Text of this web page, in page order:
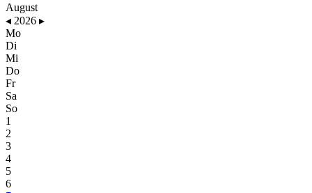
August
◂ 2026 ▸
Mo
Di
Mi
Do
Fr
Sa
So
1
2
3
4
5
6